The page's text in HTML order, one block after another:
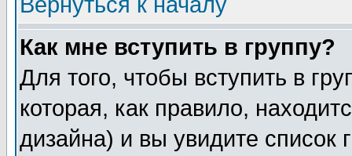
Как мне вступить в группу?
Для того, чтобы вступить в
которая, как правило,
дизайна) и вы увидите список